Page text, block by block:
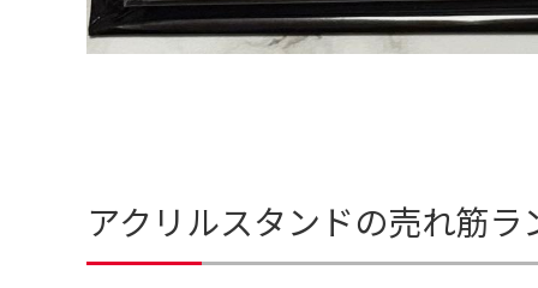
アクリルスタンドの売れ筋ラ